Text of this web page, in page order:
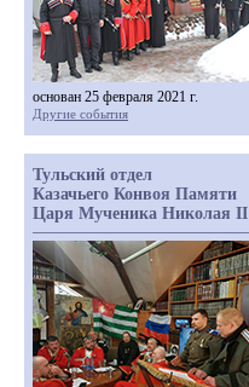
основан 25 февраля 2021 г.
Другие события
Тульский отдел
Казачьего Конвоя Памяти
Царя Мученика Николая II